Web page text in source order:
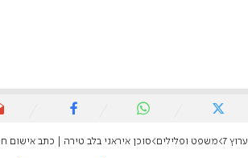
ערוץ 7 משפט ופלילים סוכן איראני בלב טירה | כתב אישום חמור נגד ערבי